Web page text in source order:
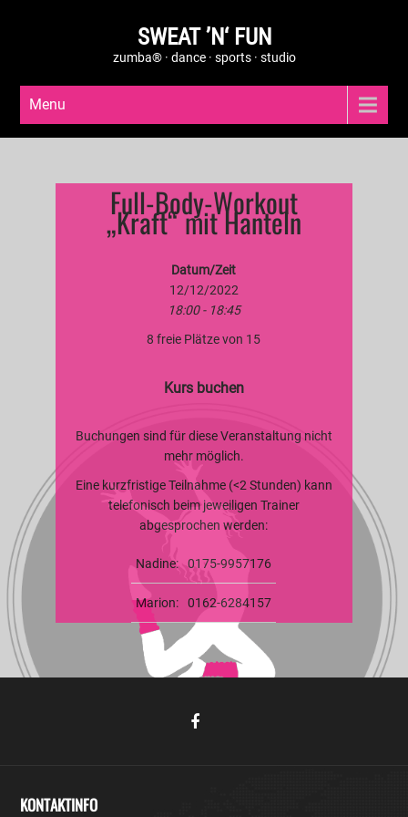
SWEAT ’N‘ FUN
zumba® · dance · sports · studio
Menu
Full-Body-Workout
„Kraft“ mit Hanteln
Datum/Zeit
12/12/2022
18:00 - 18:45
8 freie Plätze von 15
Kurs buchen
Buchungen sind für diese Veranstaltung nicht
mehr möglich.
Eine kurzfristige Teilnahme (<2 Stunden) kann
telefonisch beim jeweiligen Trainer
abgesprochen werden:
Nadine: 0175-9957176
Marion: 0162-6284157
KONTAKTINFO